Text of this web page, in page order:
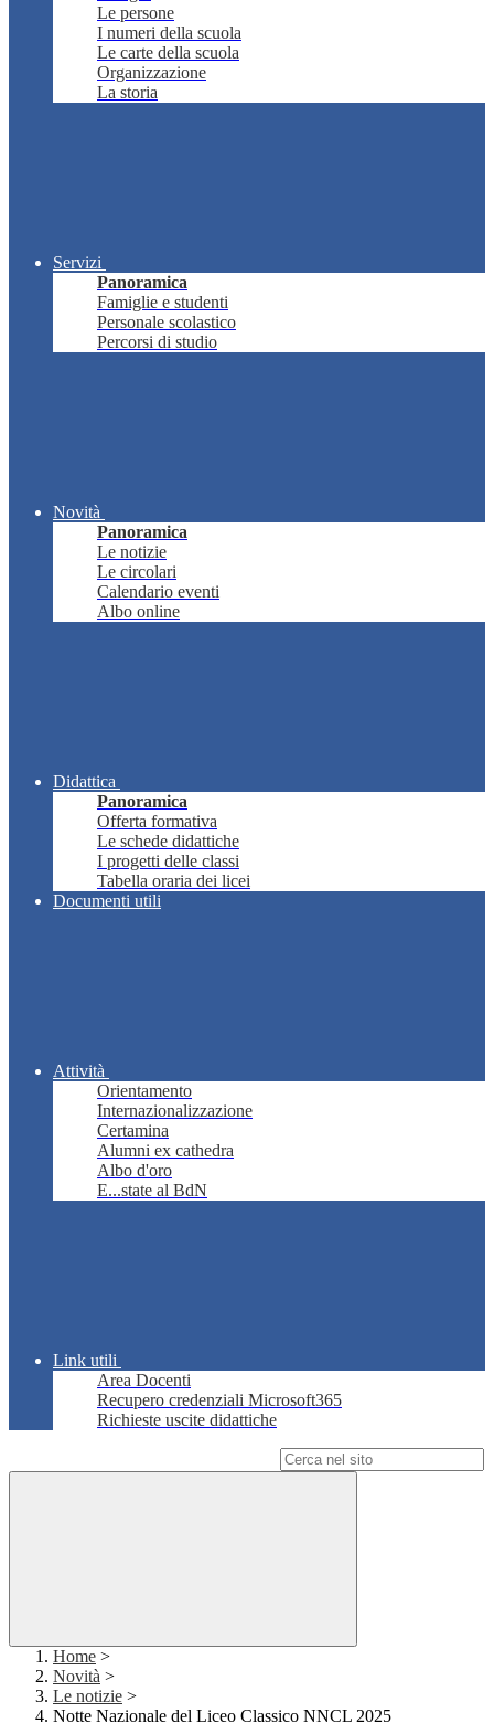
Le persone
I numeri della scuola
Le carte della scuola
Organizzazione
La storia
Servizi
Panoramica
Famiglie e studenti
Personale scolastico
Percorsi di studio
Novità
Panoramica
Le notizie
Le circolari
Calendario eventi
Albo online
Didattica
Panoramica
Offerta formativa
Le schede didattiche
I progetti delle classi
Tabella oraria dei licei
Documenti utili
Attività
Orientamento
Internazionalizzazione
Certamina
Alumni ex cathedra
Albo d'oro
E...state al BdN
Link utili
Area Docenti
Recupero credenziali Microsoft365
Richieste uscite didattiche
Home >
Novità >
Le notizie >
Notte Nazionale del Liceo Classico NNCL 2025